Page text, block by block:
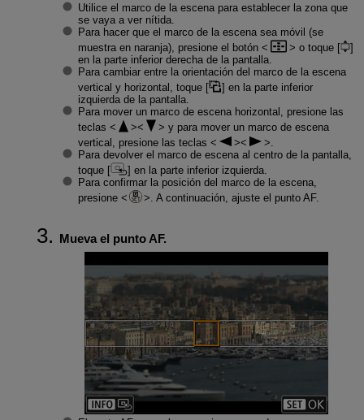
Utilice el marco de la escena para establecer la zona que
se vaya a ver nítida.
Para hacer que el marco de la escena sea móvil (se
muestra en naranja), presione el botón
o toque [
]
en la parte inferior derecha de la pantalla.
Para cambiar entre la orientación del marco de la escena
vertical y horizontal, toque [
] en la parte inferior
izquierda de la pantalla.
Para mover un marco de escena horizontal, presione las
teclas
y para mover un marco de escena
vertical, presione las teclas
Para devolver el marco de escena al centro de la pantalla,
toque [
] en la parte inferior izquierda.
Para confirmar la posición del marco de la escena,
presione
. A continuación, ajuste el punto AF.
Mueva el punto AF.